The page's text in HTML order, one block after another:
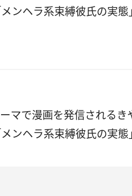
ンヘラ系束縛彼氏の実態
マで漫画を発信される
ンヘラ系束縛彼氏の実態